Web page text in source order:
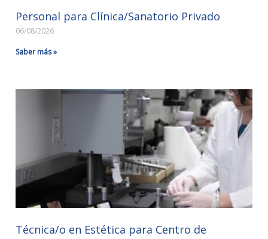
Personal para Clínica/Sanatorio Privado
06/08/2026
Saber más »
Técnica/o en Estética para Centro de